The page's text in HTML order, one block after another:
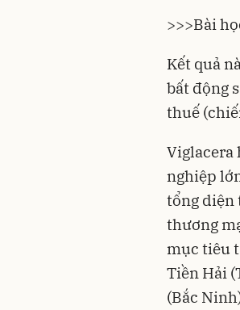
>>>Bài
Kết quả
bất động
thuế
Viglacera
nghiệp
tổng diện
thương
mục tiêu
Tiền Hải
(Bắc